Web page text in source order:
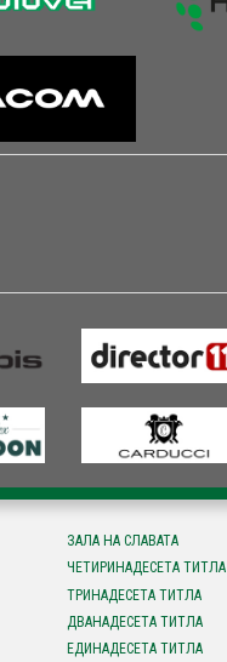
ЗАЛА НА СЛАВАТА
ЧЕТИРИНАДЕСЕТА ТИТЛА
ТРИНАДЕСЕТА ТИТЛА
ДВАНАДЕСЕТА ТИТЛА
ЕДИНАДЕСЕТА ТИТЛА